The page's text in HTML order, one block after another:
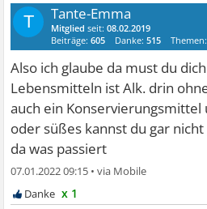
T Tante-Emma
Mitglied seit:08.02.2019
Beiträge:605 Danke:515 Themen:
Also ich glaube da must du
Lebensmitteln ist Alk. drin
auch ein Konservierungsmittel
oder süßes kannst du gar
da was passiert
07.01.2022 09:15 •
x 1